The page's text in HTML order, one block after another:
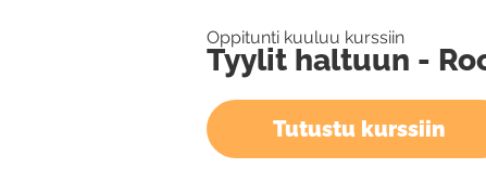
Oppitunti kuuluu kurssiin
Tyylit haltuun -
Tutustu kurssiin